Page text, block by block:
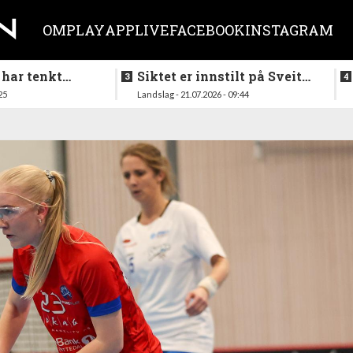
OMPLAYAPPLIVEFACEBOOKINSTAGRAM
tenkt
køllen på
Siktet er innstilt på Sveits
i mai
Landslag - 21.07.2026 - 09:44